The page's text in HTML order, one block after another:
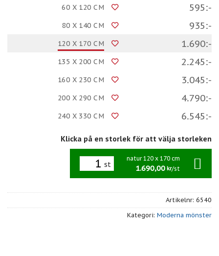
60 X 120 CM 595:-
80 X 140 CM 935:-
120 X 170 CM 1.690:-
135 X 200 CM 2.245:-
160 X 230 CM 3.045:-
200 X 290 CM 4.790:-
240 X 330 CM 6.545:-
Klicka på en storlek för att välja storleken
st
natur 120 x 170 cm
1.690,00 kr/st
Artikelnr: 6540
Kategori: Moderna mönster